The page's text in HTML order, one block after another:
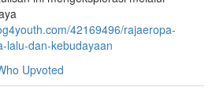
42169496/rajaeropa-
lalu-dan-kebudayaan
Upvoted